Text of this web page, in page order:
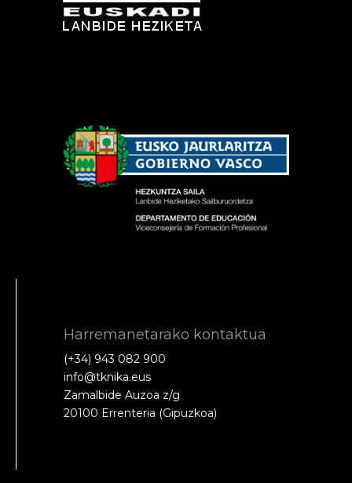
Harremanetarako kontaktua
(+34) 943 082 900
info@tknika.eus
Zamalbide Auzoa z/g
20100 Errenteria (Gipuzkoa)